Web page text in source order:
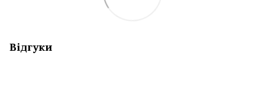
Відгуки